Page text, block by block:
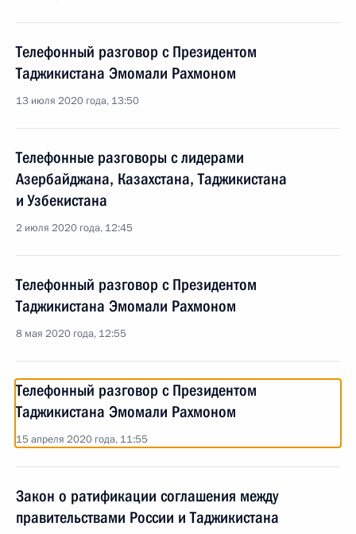
Телефонный разговор с Президентом
Таджикистана Эмомали Рахмоном
13 июля 2020 года, 13:50
Телефонные разговоры с лидерами
Азербайджана, Казахстана, Таджикистана
и Узбекистана
2 июля 2020 года, 12:45
Телефонный разговор с Президентом
Таджикистана Эмомали Рахмоном
8 мая 2020 года, 12:55
Телефонный разговор с Президентом
Таджикистана Эмомали Рахмоном
15 апреля 2020 года, 11:55
Закон о ратификации соглашения между
правительствами России и Таджикистана